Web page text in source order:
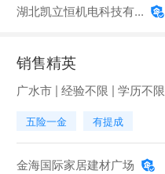
湖北凯立恒机电科技有...
销售精英
广水市 | 经验不限 | 学历不限
五险一金 有提成
金海国际家居建材广场